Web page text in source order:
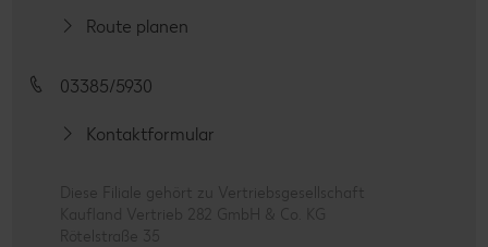
Route planen
03385/5930
Kontaktformular
Diese Filiale gehört zu Vertriebsgesellschaft
Kaufland Vertrieb 282 GmbH & Co. KG
Rötelstraße 35